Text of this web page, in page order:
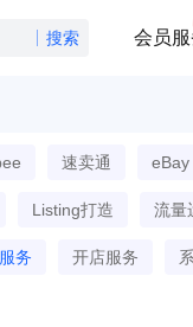
搜索 会员
速卖通 eBay
Listing打造 流量
务 开店服务